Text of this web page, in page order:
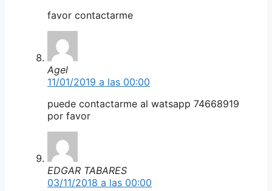
favor contactarme
Agel
11/01/2019 a las 00:00
puede contactarme al watsapp 74668919
por favor
EDGAR TABARES
03/11/2018 a las 00:00